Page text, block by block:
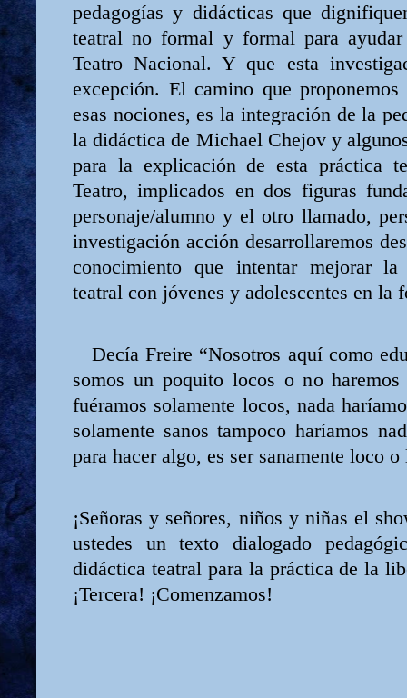
pedagogías y didácticas que
teatral no formal y formal para
Teatro Nacional. Y que esta
excepción. El camino que proponemos
esas nociones, es la integración de la
la didáctica de Michael Chejov y
para la explicación de esta práctica
Teatro, implicados en dos figuras
personaje/alumno y el otro llamado,
investigación acción desarrollaremos
conocimiento que intentar mejorar la
teatral con jóvenes y adolescentes en la
Decía Freire “Nosotros aquí como
somos un poquito locos o no
fuéramos solamente locos, nada
solamente sanos tampoco haríamos
para hacer algo, es ser sanamente loco
¡Señoras y señores, niños y niñas el
ustedes un texto dialogado
didáctica teatral para la práctica de la
¡Tercera! ¡Comenzamos!